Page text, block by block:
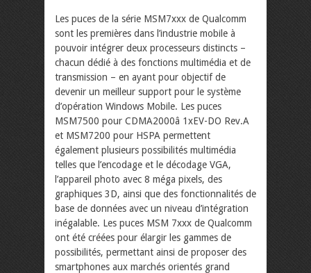
Les puces de la série MSM7xxx de Qualcomm
sont les premières dans l’industrie mobile à
pouvoir intégrer deux processeurs distincts –
chacun dédié à des fonctions multimédia et de
transmission – en ayant pour objectif de
devenir un meilleur support pour le système
d’opération Windows Mobile. Les puces
MSM7500 pour CDMA2000â 1xEV-DO Rev.A
et MSM7200 pour HSPA permettent
également plusieurs possibilités multimédia
telles que l’encodage et le décodage VGA,
l’appareil photo avec 8 méga pixels, des
graphiques 3D, ainsi que des fonctionnalités de
base de données avec un niveau d’intégration
inégalable. Les puces MSM 7xxx de Qualcomm
ont été créées pour élargir les gammes de
possibilités, permettant ainsi de proposer des
smartphones aux marchés orientés grand